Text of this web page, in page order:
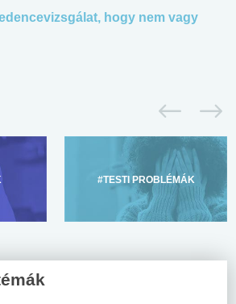
hogy nem vagy
#TESTI PROBLÉMÁK